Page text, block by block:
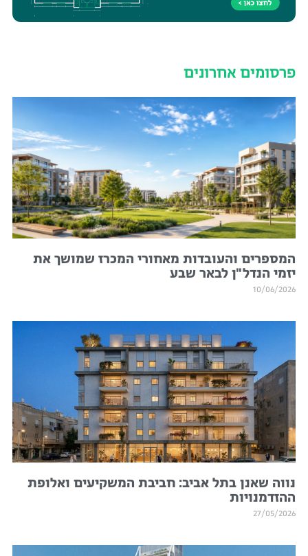
פרסומים אחרונים
המספרים והעובדות מאחורי המכרז שמושך את
יזמי הנדל"ן לבאר שבע
10/06/2026
נווה שאנן בתל אביב: חביבת המשקיעים ואלופת
ההזדמנויות
27/05/2026